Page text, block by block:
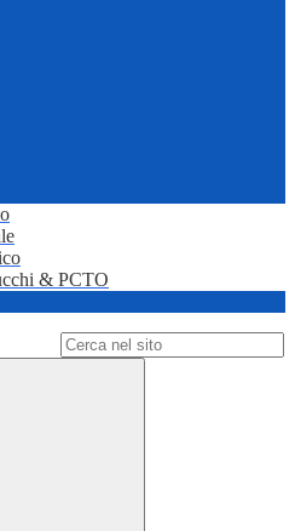
& PCTO